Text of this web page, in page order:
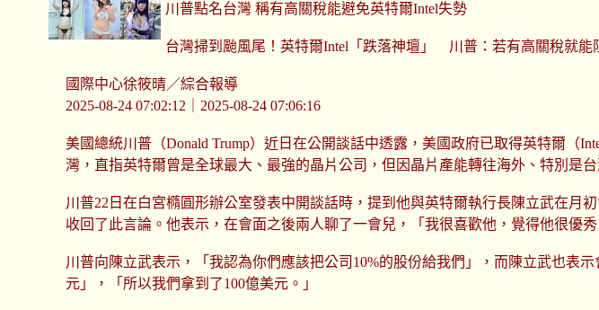
川普點名台灣 稱有高關稅能避免英特爾Intel失勢
台灣掃到颱風尾！英特爾Intel「跌落神壇」 川普：若有高關稅就能
國際中心徐筱晴／綜合報導
2025-08-24 07:02:12｜2025-08-24 07:06:16
美國總統川普（Donald Trump）近日在公開談話中透露，美國政府已取得英特爾（
灣，直指英特爾曾是全球最大、最強的晶片公司，但因晶片產能轉往海外、特別是
川普22日在白宮橢圓形辦公室發表中開談話時，提到他與英特爾執行長陳立武在月
收回了此言論。他表示，在會面之後兩人聊了一會兒，「我很喜歡他，覺得他很優
川普向陳立武表示，「我認為你們應該把公司10%的股份給我們」，而陳立武也表
元」，「所以我們拿到了100億美元。」